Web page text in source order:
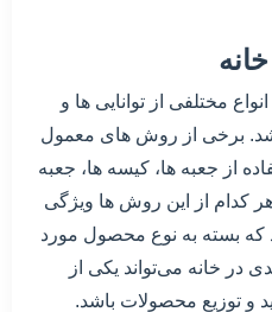
مختلفی از توانایی ها و
برخی از روش های معمول
از جعبه ها، کیسه ها، جعبه
کدام از این روش ها ویژگی
که بسته به نوع محصول مورد
در خانه می‌تواند یکی از
و توزیع محصولات باشد.